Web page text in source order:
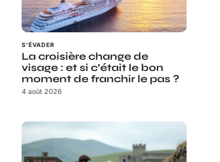
S'ÉVADER
La croisière change de
visage : et si c’était le bon
moment de franchir le pas ?
4 août 2026